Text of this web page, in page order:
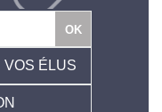
VOS ÉLUS